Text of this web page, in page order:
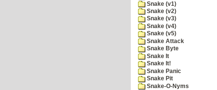
Snake (v1)
Snake (v2)
Snake (v3)
Snake (v4)
Snake (v5)
Snake Attack
Snake Byte
Snake It
Snake It!
Snake Panic
Snake Pit
Snake-O-Nyms